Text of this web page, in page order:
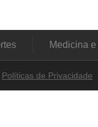
Medicina
Políticas de Privacidade